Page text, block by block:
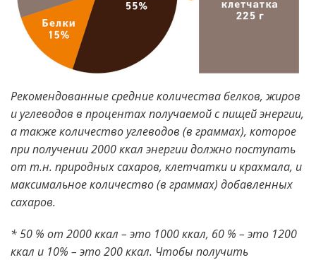
Рекомендованные средние количества белков, жиров
и углеводов в процентах получаемой с пищей энергии,
а также количество углеводов (в граммах), которое
при получении 2000 ккал энергии должно поступать
от т.н. природных сахаров, клетчатки и крахмала, и
максимальное количество (в граммах) добавленных
сахаров.
* 50 % от 2000 ккал – это 1000 ккал, 60 % – это 1200
ккал и 10% – это 200 ккал. Чтобы получить